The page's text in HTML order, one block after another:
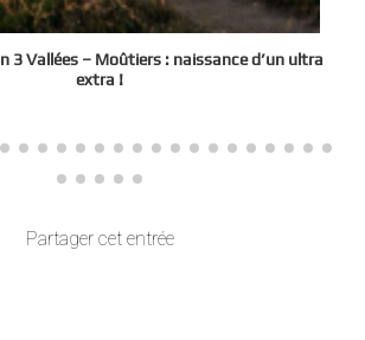
3 Vallées – Moûtiers : naissance d’un ultra
extra !
Partager cet entrée